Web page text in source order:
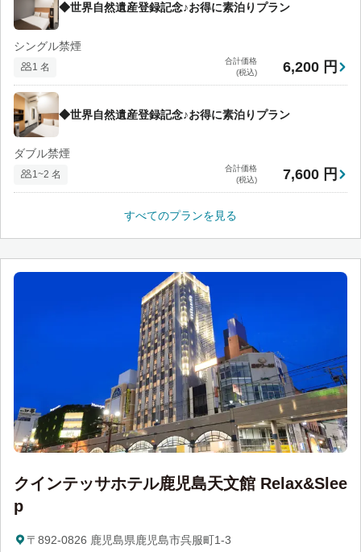
◆世界自然遺産登録記念♪お得に素泊りプラン
シングル禁煙
1 名
合計価格
(税込)
6,200 円
◆世界自然遺産登録記念♪お得に素泊りプラン
ダブル禁煙
1~2 名
合計価格
(税込)
7,600 円
すべてのプランを見る
クインテッサホテル鹿児島天文館 Relax&Slee
p
〒892-0826 鹿児島県鹿児島市呉服町1-3